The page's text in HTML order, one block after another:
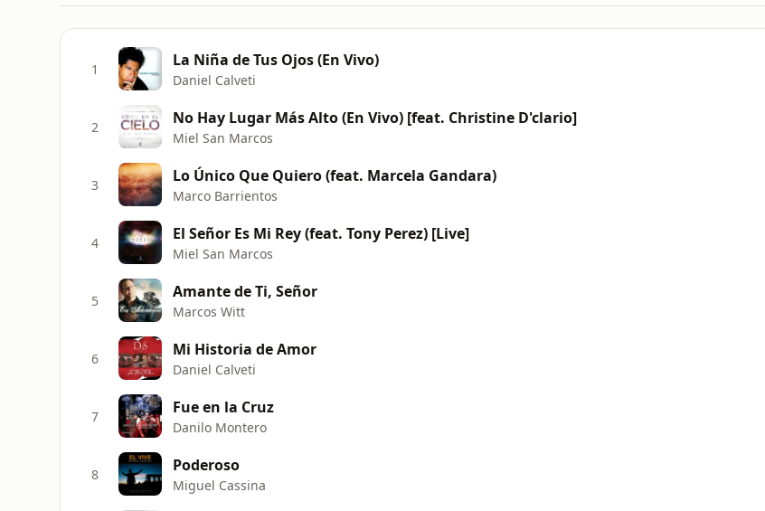
1 La Niña de Tus Ojos (En Vivo)
Daniel Calveti
2 No Hay Lugar Más Alto (En Vivo) [feat. Christine D'clario]
Miel San Marcos
3 Lo Único Que Quiero (feat. Marcela Gandara)
Marco Barrientos
4 El Señor Es Mi Rey (feat. Tony Perez) [Live]
Miel San Marcos
5 Amante de Ti, Señor
Marcos Witt
6 Mi Historia de Amor
Daniel Calveti
7 Fue en la Cruz
Danilo Montero
8 Poderoso
Miguel Cassina